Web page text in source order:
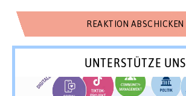
UNTERSTÜTZE UNS